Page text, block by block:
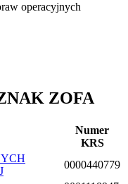
operacyjnych
ZOFA
Numer
KRS
0000440779